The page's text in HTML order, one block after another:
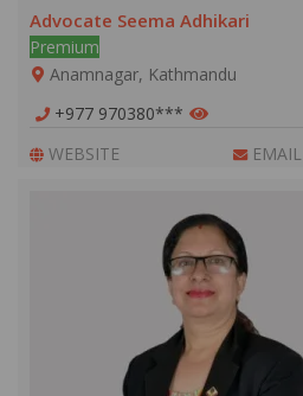
Advocate Seema Adhikari
Premium
Anamnagar, Kathmandu
+977 970380***
WEBSITE
EMAIL